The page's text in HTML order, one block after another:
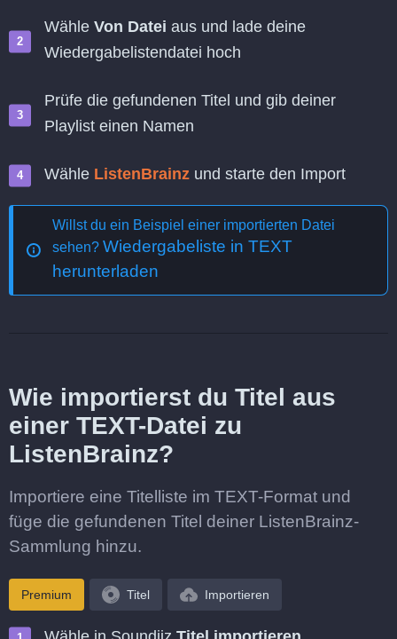
Wähle Von Datei aus und lade deine
Wiedergabelistendatei hoch
Prüfe die gefundenen Titel und gib deiner
Playlist einen Namen
Wähle ListenBrainz und starte den Import
Willst du ein Beispiel einer importierten Datei
sehen? Wiedergabeliste in TEXT
herunterladen
Wie importierst du Titel aus
einer TEXT-Datei zu
ListenBrainz?
Importiere eine Titelliste im TEXT-Format und
füge die gefundenen Titel deiner ListenBrainz-
Sammlung hinzu.
Premium Titel Importieren